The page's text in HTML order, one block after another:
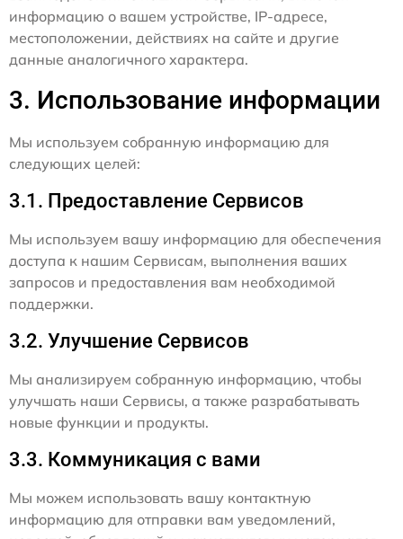
информацию о вашем устройстве, IP-адресе,
местоположении, действиях на сайте и другие
данные аналогичного характера.
3. Использование информации
Мы используем собранную информацию для
следующих целей:
3.1. Предоставление Сервисов
Мы используем вашу информацию для обеспечения
доступа к нашим Сервисам, выполнения ваших
запросов и предоставления вам необходимой
поддержки.
3.2. Улучшение Сервисов
Мы анализируем собранную информацию, чтобы
улучшать наши Сервисы, а также разрабатывать
новые функции и продукты.
3.3. Коммуникация с вами
Мы можем использовать вашу контактную
информацию для отправки вам уведомлений,